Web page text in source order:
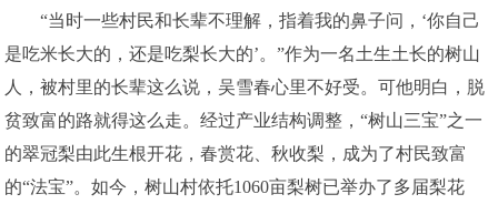
“当时一些村民和长辈不理解，指着我的鼻子问，‘你自己
是吃米长大的，还是吃梨长大的’。”作为一名土生土长的树山
人，被村里的长辈这么说，吴雪春心里不好受。可他明白，脱
贫致富的路就得这么走。经过产业结构调整，“树山三宝”之一
的翠冠梨由此生根开花，春赏花、秋收梨，成为了村民致富
的“法宝”。如今，树山村依托1060亩梨树已举办了多届梨花